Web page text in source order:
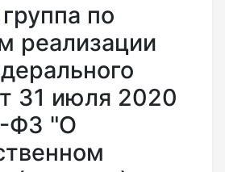
по
реализации
31 июля 2020
ФЗ "О